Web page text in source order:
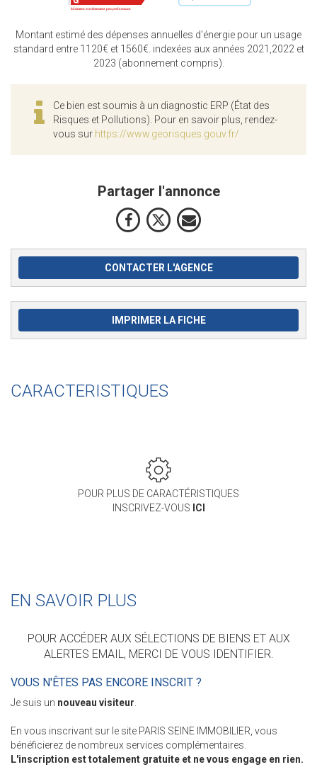
Montant estimé des dépenses annuelles d'énergie pour un usage
standard entre 1120€ et 1560€. indexées aux années 2021,2022 et
2023 (abonnement compris).
Ce bien est soumis à un diagnostic ERP (État des
Risques et Pollutions). Pour en savoir plus, rendez-
vous sur https://www.georisques.gouv.fr/
Partager l'annonce
CONTACTER L'AGENCE
IMPRIMER LA FICHE
CARACTERISTIQUES
POUR PLUS DE CARACTÉRISTIQUES
INSCRIVEZ-VOUS ICI
EN SAVOIR PLUS
POUR ACCÉDER AUX SÉLECTIONS DE BIENS ET AUX
ALERTES EMAIL, MERCI DE VOUS IDENTIFIER.
VOUS N'ÊTES PAS ENCORE INSCRIT ?
Je suis un nouveau visiteur.
En vous inscrivant sur le site PARIS SEINE IMMOBILIER, vous
bénéficierez de nombreux services complémentaires.
L'inscription est totalement gratuite et ne vous engage en rien.